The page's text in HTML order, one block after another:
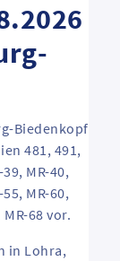
Biedenkopf
481, 491,
39, MR-40,
55, MR-60,
MR-68 vor.
in Lohra,